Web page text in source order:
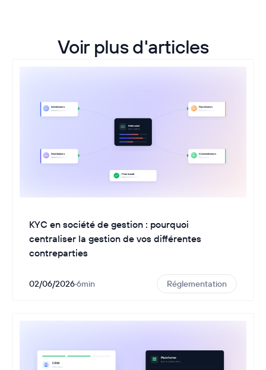
Voir plus d'articles
KYC en société de gestion : pourquoi
centraliser la gestion de vos différentes
contreparties
02/06/2026·6min Réglementation